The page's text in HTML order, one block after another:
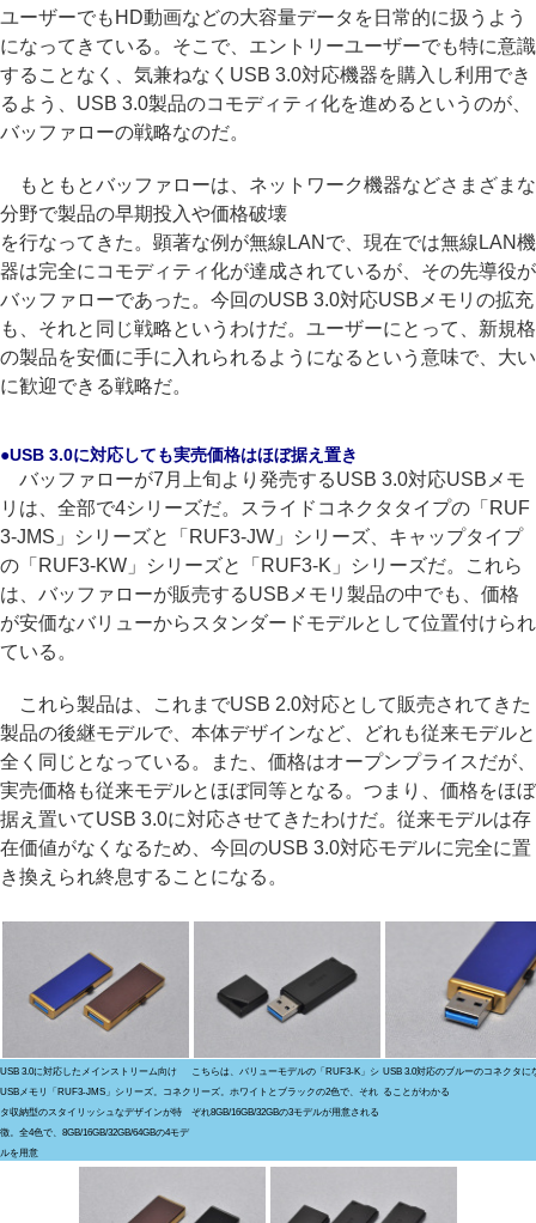
ユーザーでもHD動画などの大容量データを日常的に扱うよう
になってきている。そこで、エントリーユーザーでも特に意識
することなく、気兼ねなくUSB 3.0対応機器を購入し利用でき
るよう、USB 3.0製品のコモディティ化を進めるというのが、
バッファローの戦略なのだ。
もともとバッファローは、ネットワーク機器などさまざまな
分野で製品の早期投入や価格破壊
を行なってきた。顕著な例が無線LANで、現在では無線LAN機
器は完全にコモディティ化が達成されているが、その先導役が
バッファローであった。今回のUSB 3.0対応USBメモリの拡充
も、それと同じ戦略というわけだ。ユーザーにとって、新規格
の製品を安価に手に入れられるようになるという意味で、大い
に歓迎できる戦略だ。
●USB 3.0に対応しても実売価格はほぼ据え置き
バッファローが7月上旬より発売するUSB 3.0対応USBメモ
リは、全部で4シリーズだ。スライドコネクタタイプの「RUF
3-JMS」シリーズと「RUF3-JW」シリーズ、キャップタイプ
の「RUF3-KW」シリーズと「RUF3-K」シリーズだ。これら
は、バッファローが販売するUSBメモリ製品の中でも、価格
が安価なバリューからスタンダードモデルとして位置付けられ
ている。
これら製品は、これまでUSB 2.0対応として販売されてきた
製品の後継モデルで、本体デザインなど、どれも従来モデルと
全く同じとなっている。また、価格はオープンプライスだが、
実売価格も従来モデルとほぼ同等となる。つまり、価格をほぼ
据え置いてUSB 3.0に対応させてきたわけだ。従来モデルは存
在価値がなくなるため、今回のUSB 3.0対応モデルに完全に置
き換えられ終息することになる。
USB 3.0に対応したメインストリーム向け
USBメモリ「RUF3-JMS」シリーズ。コネク
タ収納型のスタイリッシュなデザインが特
徴。全4色で、8GB/16GB/32GB/64GBの4モデ
ルを用意
こちらは、バリューモデルの「RUF3-K」シ
リーズ。ホワイトとブラックの2色で、それ
ぞれ8GB/16GB/32GBの3モデルが用意される
USB 3.0対応のブルーのコネクタに
ることがわかる